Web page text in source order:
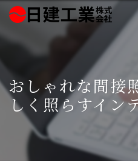
おしゃれな間接
しく照らすイン